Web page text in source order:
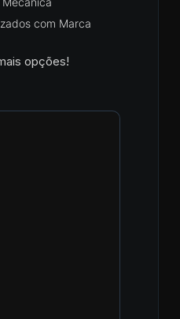
com Marca
opções!